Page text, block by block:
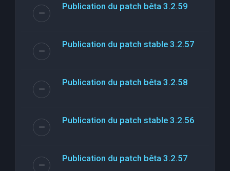
Publication du patch bêta 3.2.59
Publication du patch stable 3.2.57
Publication du patch bêta 3.2.58
Publication du patch stable 3.2.56
Publication du patch bêta 3.2.57